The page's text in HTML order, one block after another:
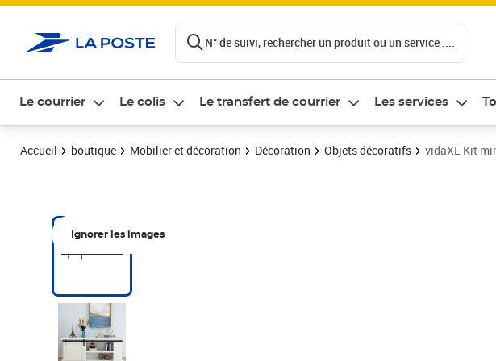
N° de suivi, rechercher un produit ou un service ....
Le courrier Le colis Le transfert de courrier Les services
Accueil boutique Mobilier et décoration Décoration Objets décoratifs vidaXL Kit
Ignorer les images